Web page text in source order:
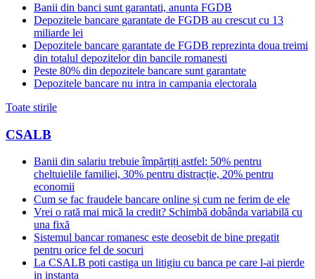
Banii din banci sunt garantati, anunta FGDB
Depozitele bancare garantate de FGDB au crescut cu 13
miliarde lei
Depozitele bancare garantate de FGDB reprezinta doua treimi
din totalul depozitelor din bancile romanesti
Peste 80% din depozitele bancare sunt garantate
Depozitele bancare nu intra in campania electorala
Toate stirile
CSALB
Banii din salariu trebuie împărțiți astfel: 50% pentru
cheltuielile familiei, 30% pentru distracție, 20% pentru
economii
Cum se fac fraudele bancare online și cum ne ferim de ele
Vrei o rată mai mică la credit? Schimbă dobânda variabilă cu
una fixă
Sistemul bancar romanesc este deosebit de bine pregatit
pentru orice fel de socuri
La CSALB poti castiga un litigiu cu banca pe care l-ai pierde
in instanta